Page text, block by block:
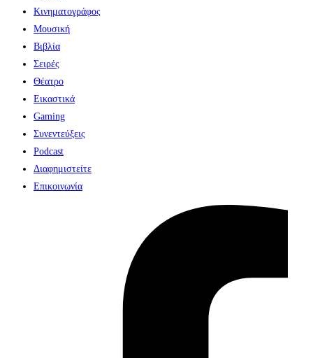
Κινηματογράφος
Μουσική
Βιβλία
Σειρές
Θέατρο
Εικαστικά
Gaming
Συνεντεύξεις
Podcast
Διαφημιστείτε
Επικοινωνία